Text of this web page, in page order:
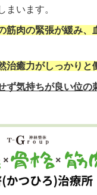
まいます。
筋肉の緊張が緩み
治癒力がしっかりと
ず気持ちが良い位の